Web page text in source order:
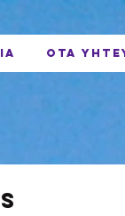
OTA